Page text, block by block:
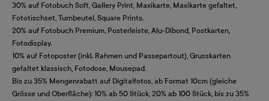
30% auf Fotobuch Soft, Gallery Print, Maxikarte, Maxikarte gefaltet,
Fototischset, Turnbeutel, Square Prints.
20% auf Fotobuch Premium, Posterleiste, Alu-Dibond, Postkarten,
Fotodisplay.
10% auf Fotoposter (inkl. Rahmen und Passepartout), Grusskarten
gefaltet klassisch, Fotodose, Mousepad.
Bis zu 35% Mengenrabatt auf Digitalfotos, ab Format 10cm (gleiche
Grösse und Oberfläche): 10% ab 50 Stück, 20% ab 100 Stück, bis zu 35%